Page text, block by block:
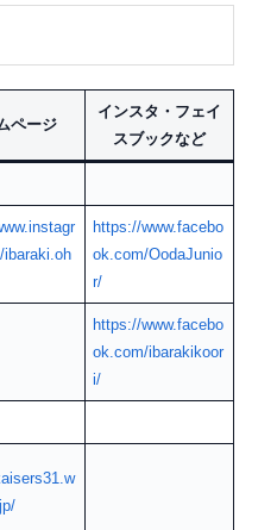
ページ
インスタ・フェイ
スブックなど
ibaraki.oh
https://www.facebo
ok.com/OodaJunio
r/
https://www.facebo
ok.com/ibarakikoor
i/